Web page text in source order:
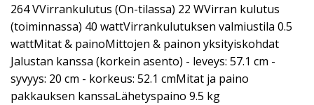
264 VVirrankulutus (On-tilassa) 22 WVirran kulutus
(toiminnassa) 40 wattVirrankulutuksen valmiustila 0.5
wattMitat & painoMittojen & painon yksityiskohdat
Jalustan kanssa (korkein asento) - leveys: 57.1 cm -
syvyys: 20 cm - korkeus: 52.1 cmMitat ja paino
pakkauksen kanssaLähetyspaino 9.5 kg